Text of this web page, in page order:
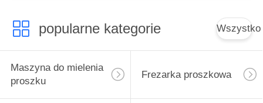
popularne kategorie Wszystko
Maszyna do mielenia
proszku
Frezarka proszkowa